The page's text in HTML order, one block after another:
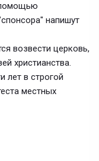
помощью
напишут
возвести церковь,
христианства.
лет в строгой
местных